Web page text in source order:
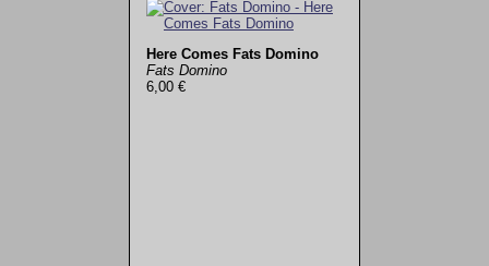
Here Comes Fats Domino
Fats Domino
6,00 €